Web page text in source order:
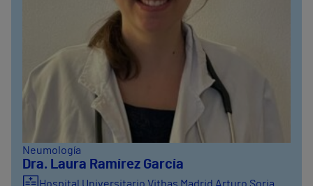
Neumología
Dra. Laura Ramírez García